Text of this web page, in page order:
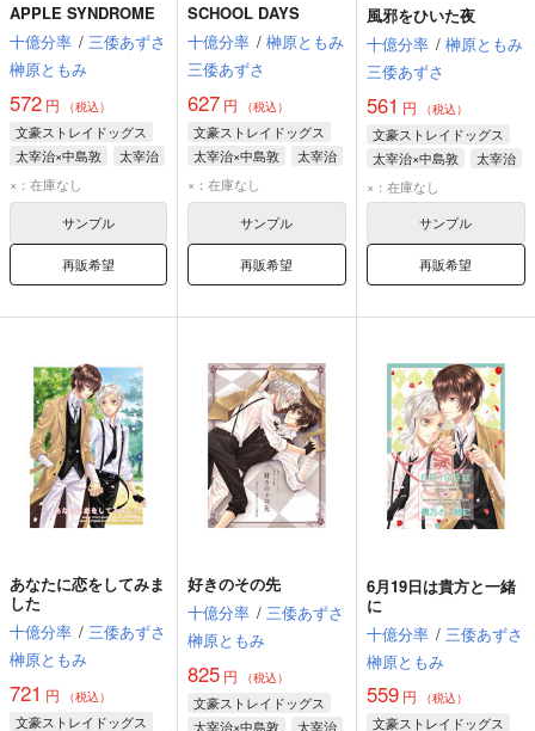
APPLE SYNDROME
十億分率 / 三倭あずさ
榊原ともみ
572 円 （税込）
文豪ストレイドッグス
太宰治×中島敦
太宰治
中島敦
中原中也
×：在庫なし
サンプル
再販希望
SCHOOL DAYS
十億分率 / 榊原ともみ
三倭あずさ
627 円 （税込）
文豪ストレイドッグス
太宰治×中島敦
太宰治
中島敦
×：在庫なし
サンプル
再販希望
風邪をひいた夜
十億分率 / 榊原ともみ
三倭あずさ
561 円 （税込）
文豪ストレイドッグス
太宰治×中島敦
太宰治
中島敦
×：在庫なし
サンプル
再販希望
あなたに恋をしてみま
した
十億分率 / 三倭あずさ
榊原ともみ
721 円 （税込）
文豪ストレイドッグス
好きのその先
十億分率 / 三倭あずさ
榊原ともみ
825 円 （税込）
文豪ストレイドッグス
太宰治×中島敦
太宰治
6月19日は貴方と一緒
に
十億分率 / 三倭あずさ
榊原ともみ
559円 （税込）
文豪ストレイドッグス